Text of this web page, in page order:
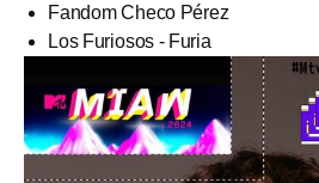
Fandom Checo Pérez
Los Furiosos - Furia